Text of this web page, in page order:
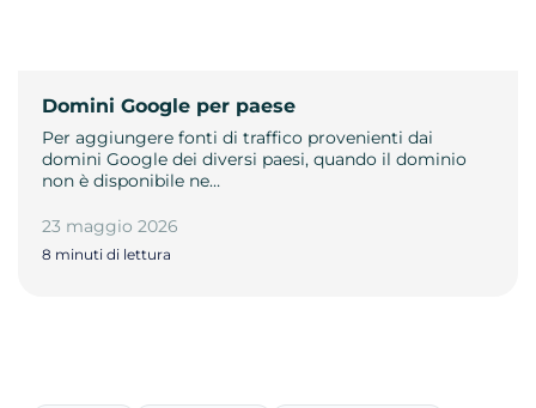
Domini Google per paese
Per aggiungere fonti di traffico provenienti dai
domini Google dei diversi paesi, quando il dominio
non è disponibile ne…
23 maggio 2026
8 minuti di lettura